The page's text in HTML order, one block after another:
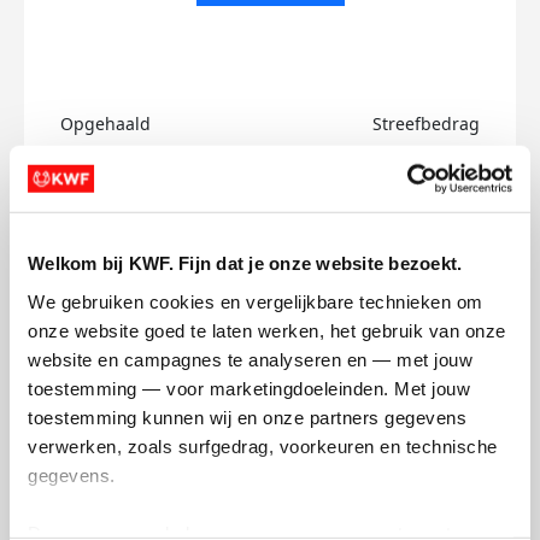
Welkom bij KWF. Fijn dat je onze website bezoekt.
We gebruiken cookies en vergelijkbare technieken om
onze website goed te laten werken, het gebruik van onze
website en campagnes te analyseren en — met jouw
toestemming — voor marketingdoeleinden. Met jouw
toestemming kunnen wij en onze partners gegevens
verwerken, zoals surfgedrag, voorkeuren en technische
gegevens.
Opgehaald Streefbedrag
Iris's badges